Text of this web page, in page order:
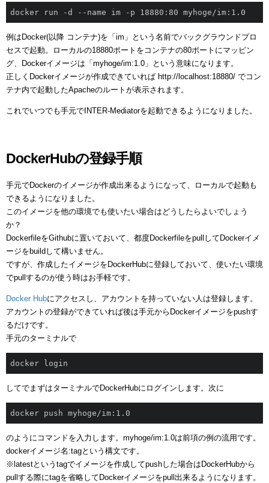
docker run -d --name im -p 18880:80 myhoge/im:1.0
例はDocker(以降 コンテナ)を「im」という名前でバックグラウンドプロ
セスで起動。ローカルの18880ポートをコンテナの80ポートにマッピン
グ、Dockerイメージは「myhoge/im:1.0」という意味になります。
正しくDockerイメージが作成できていれば http://localhost:18880/ でコン
テナ内で起動したApacheのルートが表示されます。
これでいつでも手元でINTER-Mediatorを起動できるようになりました。
DockerHubの登録手順
手元でDockerのイメージが作成出来るようになって、ローカルで起動も
できるようになりました。
このイメージを他の環境でも使いたい場合はどうしたらよいでしょう
か？
DockerfileをGithubに置いておいて、都度DockerfileをpullしてDockerイメ
ージをbuildして構いません。
ですが、作成したイメージをDockerHubに登録しておいて、使いたい環境
でpullするのが使う時はお手軽です。
Docker Hubにアクセスし、アカウントを持っていない人は登録します。
アカウントの登録ができていれば後は手元からDockerイメージをpushす
るだけです。
手元のターミナルで
docker login
してでまずはターミナルでDockerHubにログインします。次に
docker push myhoge/im:1.0
のようにコマンドを入力します。myhoge/im:1.0は前項の例の流用です。
dockerイメージ名:tagという構文です。
※latestというtagでイメージを作成してpushした場合はDockerHubから
pullする際にtagを省略してDockerイメージをpull出来るようになります。